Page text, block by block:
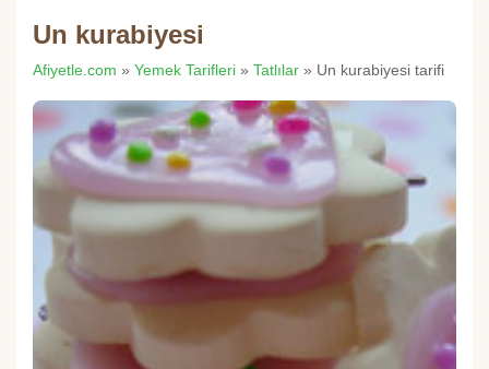
Un kurabiyesi
Afiyetle.com » Yemek Tarifleri » Tatlılar » Un kurabiyesi tarifi